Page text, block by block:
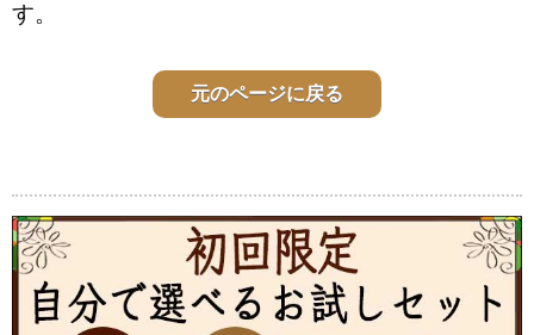
す。
元のページに戻る